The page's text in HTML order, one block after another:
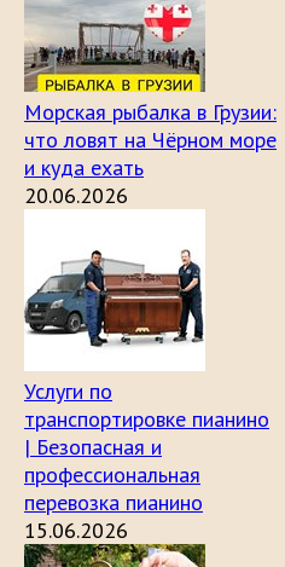
Морская рыбалка в Грузии:
что ловят на Чёрном море
и куда ехать
20.06.2026
Услуги по
транспортировке пианино
| Безопасная и
профессиональная
перевозка пианино
15.06.2026